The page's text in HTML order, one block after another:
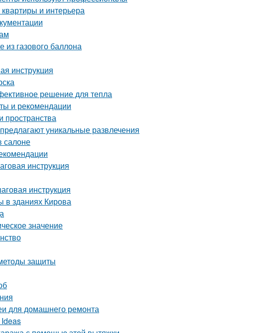
и интерьера
из газового баллона
инструкция
решение для тепла
и рекомендации
пространства
уникальные развлечения
салоне
инструкция
инструкция
в зданиях Кирова
значение
защиты
для домашнего ремонта